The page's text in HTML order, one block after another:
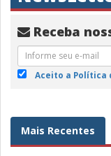
Receba
Aceito a Política
Mais Recentes